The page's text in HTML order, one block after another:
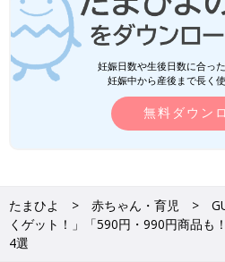
妊娠日数や生後日数に合っ
妊娠中から産後まで長く
無料ダウン
たまひよ 赤ちゃん・育児
くゲット！」「590円・990円商品
4選